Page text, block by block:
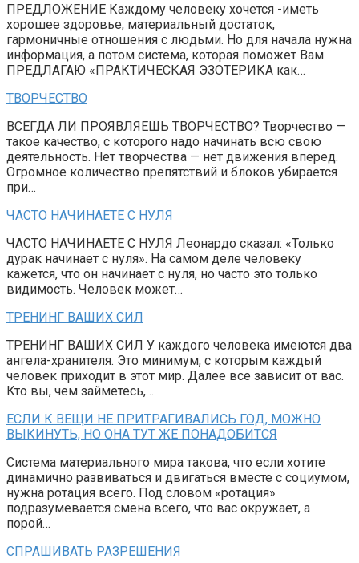
ПРЕДЛОЖЕНИЕ Каждому человеку хочется -иметь
хорошее здоровье, материальный достаток,
гармоничные отношения с людьми. Но для начала нужна
информация, а потом система, которая поможет Вам.
ПРЕДЛАГАЮ «ПРАКТИЧЕСКАЯ ЭЗОТЕРИКА как…
ТВОРЧЕСТВО
ВСЕГДА ЛИ ПРОЯВЛЯЕШЬ ТВОРЧЕСТВО? Творчество —
такое качество, с которого надо начинать всю свою
деятельность. Нет творчества — нет движения вперед.
Огромное количество препятствий и блоков убирается
при…
ЧАСТО НАЧИНАЕТЕ С НУЛЯ
ЧАСТО НАЧИНАЕТЕ С НУЛЯ Леонардо сказал: «Только
дурак начинает с нуля». На самом деле человеку
кажется, что он начинает с нуля, но часто это только
видимость. Человек может…
ТРЕНИНГ ВАШИХ СИЛ
ТРЕНИНГ ВАШИХ СИЛ У каждого человека имеются два
ангела-хранителя. Это минимум, с которым каждый
человек приходит в этот мир. Далее все зависит от вас.
Кто вы, чем займетесь,…
ЕСЛИ К ВЕЩИ НЕ ПРИТРАГИВАЛИСЬ ГОД, МОЖНО
ВЫКИНУТЬ, НО ОНА ТУТ ЖЕ ПОНАДОБИТСЯ
Система материального мира такова, что если хотите
динамично развиваться и двигаться вместе с социумом,
нужна ротация всего. Под словом «ротация»
подразумевается смена всего, что вас окружает, а
порой…
СПРАШИВАТЬ РАЗРЕШЕНИЯ